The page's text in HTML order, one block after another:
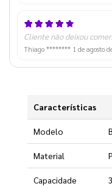
Cliente não deixou
Thiago ******** 1 de agosto
Características
Modelo
Material
Capacidade